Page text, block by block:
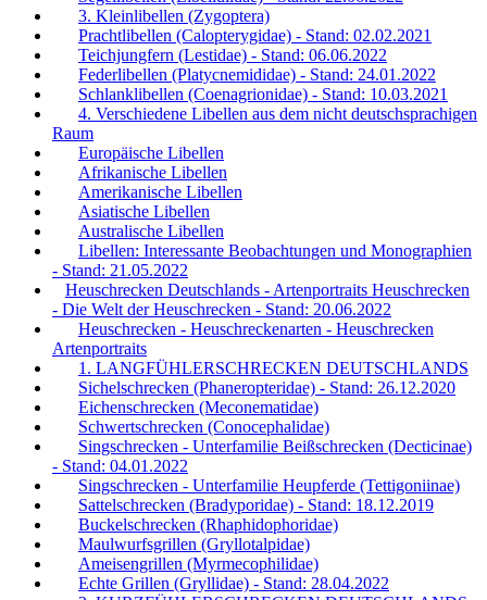
3. Kleinlibellen (Zygoptera)
Prachtlibellen (Calopterygidae) - Stand: 02.02.2021
Teichjungfern (Lestidae) - Stand: 06.06.2022
Federlibellen (Platycnemididae) - Stand: 24.01.2022
Schlanklibellen (Coenagrionidae) - Stand: 10.03.2021
4. Verschiedene Libellen aus dem nicht deutschsprachigen
Raum
Europäische Libellen
Afrikanische Libellen
Amerikanische Libellen
Asiatische Libellen
Australische Libellen
Libellen: Interessante Beobachtungen und Monographien
- Stand: 21.05.2022
Heuschrecken Deutschlands - Artenportraits Heuschrecken
- Die Welt der Heuschrecken - Stand: 20.06.2022
Heuschrecken - Heuschreckenarten - Heuschrecken
Artenportraits
1. LANGFÜHLERSCHRECKEN DEUTSCHLANDS
Sichelschrecken (Phaneropteridae) - Stand: 26.12.2020
Eichenschrecken (Meconematidae)
Schwertschrecken (Conocephalidae)
Singschrecken - Unterfamilie Beißschrecken (Decticinae)
- Stand: 04.01.2022
Singschrecken - Unterfamilie Heupferde (Tettigoniinae)
Sattelschrecken (Bradyporidae) - Stand: 18.12.2019
Buckelschrecken (Rhaphidophoridae)
Maulwurfsgrillen (Gryllotalpidae)
Ameisengrillen (Myrmecophilidae)
Echte Grillen (Gryllidae) - Stand: 28.04.2022